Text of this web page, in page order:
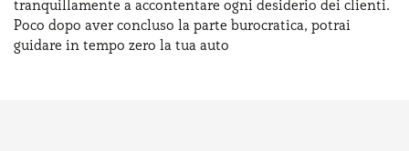
tranquillamente a accontentare ogni desiderio dei clienti.
Poco dopo aver concluso la parte burocratica, potrai
guidare in tempo zero la tua auto